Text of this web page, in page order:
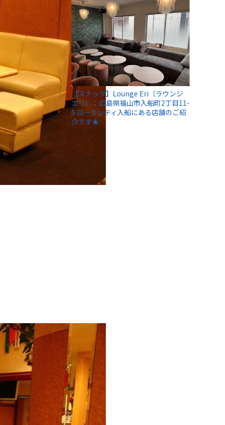
【スナック】Lounge Eri（ラウンジ
エリ）：広島県福山市入船町2丁目11-
5 ローズシティ入船にある店舗のご紹
介です★